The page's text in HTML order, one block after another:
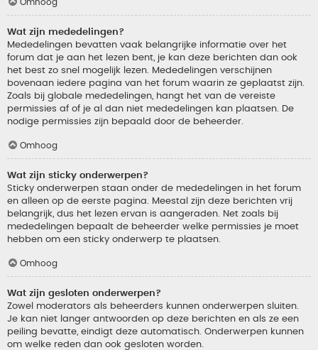
Omhoog
Wat zijn mededelingen?
Mededelingen bevatten vaak belangrijke informatie over het
forum dat je aan het lezen bent, je kan deze berichten dan ook
het best zo snel mogelijk lezen. Mededelingen verschijnen
bovenaan iedere pagina van het forum waarin ze geplaatst zijn.
Zoals bij globale mededelingen, hangt het van de vereiste
permissies af of je al dan niet mededelingen kan plaatsen. De
nodige permissies zijn bepaald door de beheerder.
Omhoog
Wat zijn sticky onderwerpen?
Sticky onderwerpen staan onder de mededelingen in het forum
en alleen op de eerste pagina. Meestal zijn deze berichten vrij
belangrijk, dus het lezen ervan is aangeraden. Net zoals bij
mededelingen bepaalt de beheerder welke permissies je moet
hebben om een sticky onderwerp te plaatsen.
Omhoog
Wat zijn gesloten onderwerpen?
Zowel moderators als beheerders kunnen onderwerpen sluiten.
Je kan niet langer antwoorden op deze berichten en als ze een
peiling bevatte, eindigt deze automatisch. Onderwerpen kunnen
om welke reden dan ook gesloten worden.